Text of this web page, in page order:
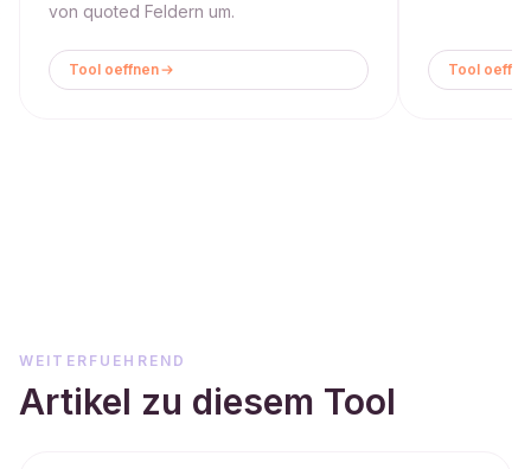
von quoted Feldern um.
Tool oeffnen Tool
WEITERFUEHREND
Artikel zu diesem Tool